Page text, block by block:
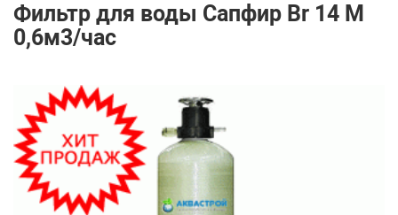
Фильтр для воды Сапфир Br 14 М
0,6м3/час